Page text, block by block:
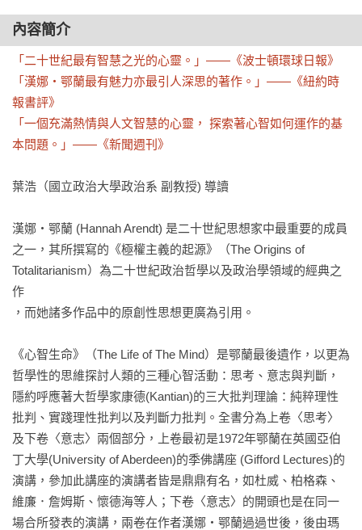
內容簡介
「二十世紀最有智慧之光的心靈。」——《波士頓環球日報》
「漢娜‧鄂蘭最有魅力亦最引人深思的著作。」——《紐約時
報書評》
「一個充滿熱情與人文智慧的心靈， 探索著心智如何運作的基
本問題。」——《新聞週刊》
葉浩（國立政治大學政治系 副教授) 導讀
漢娜‧鄂蘭 (Hannah Arendt) 是二十世紀思想家中最重要的成員
之一，其所撰寫的《極權主義的起源》（The Origins of
Totalitarianism）為二十世紀政治哲學以及政治學領域的經典之
作
，而她諸多作品中的原創性思想更廣為引用。
《心智生命》（The Life of The Mind）是鄂蘭最後遺作，以更為
哲學性的思維探討人類的三種心智活動：思考、意志與判斷，
隱約呼應著大哲學家康德(Kantian)的三大批判理論：純粹理性
批判、實踐理性批判以及判斷力批判。全書分為上卷〈思考〉
及下卷〈意志〉兩個部分，上卷最初是1972年鄂蘭在英國亞伯
丁大學(University of Aberdeen)的季佛講座 (Gifford Lectures)的
演講，參加此講座的演講者皆是鼎鼎有名，如杜威、柏格森、
維廉．詹姆斯、懷德海等人；下卷〈意志〉的開頭也是在同一
場合所發表的演講，兩卷在作者漢娜‧鄂蘭過過世後，後由瑪